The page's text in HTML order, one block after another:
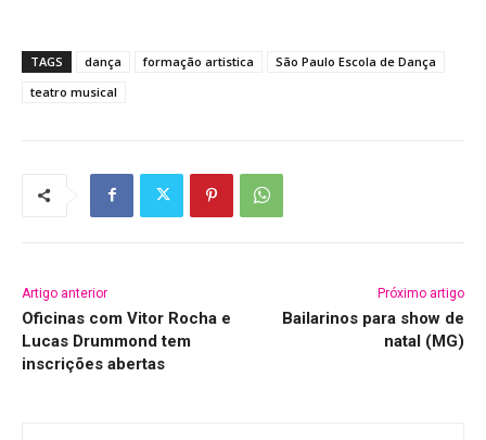
TAGS dança formação artistica
São Paulo Escola de Dança
teatro musical
Artigo anterior
Oficinas com Vitor Rocha e
Lucas Drummond tem
inscrições abertas
Próximo artigo
Bailarinos para show de
natal (MG)